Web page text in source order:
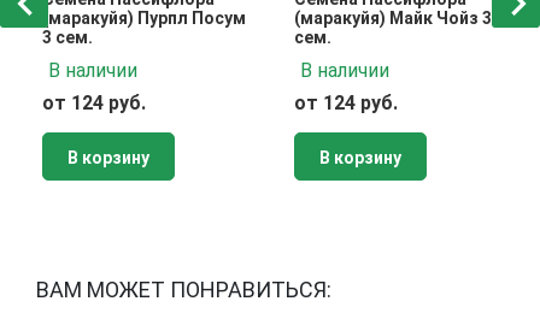
(маракуйя) Пурпл Посум
3 сем.
В наличии
от 124 руб.
В корзину
(маракуйя) Майк Чойз 3
сем.
В наличии
от 124 руб.
В корзину
ВАМ МОЖЕТ ПОНРАВИТЬСЯ: